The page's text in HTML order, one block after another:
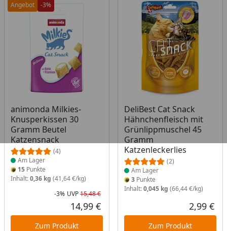
Angebot -3%
animonda Milkies-
Knusperkissen 30
Gramm Beutel
Katzensnack
(4)
Produkt am Lager
Am Lager
15 Punkte
Inhalt:0,36 kg (41,64 €/kg)
Rabatt in Prozent
-3%
Ursprünglicher Preis
UVP15,48 €
Aktueller Preis
14,99 €
Zum Produkt
DeliBest Cat Snack
Hähnchenfleisch mit
Grünlippmuschel 45
Gramm
Katzenleckerlies
(2)
Produkt am Lager
Am Lager
3Punkte
Inhalt:0,045 kg (66,44 €/kg)
2,99 €
Zum Produkt